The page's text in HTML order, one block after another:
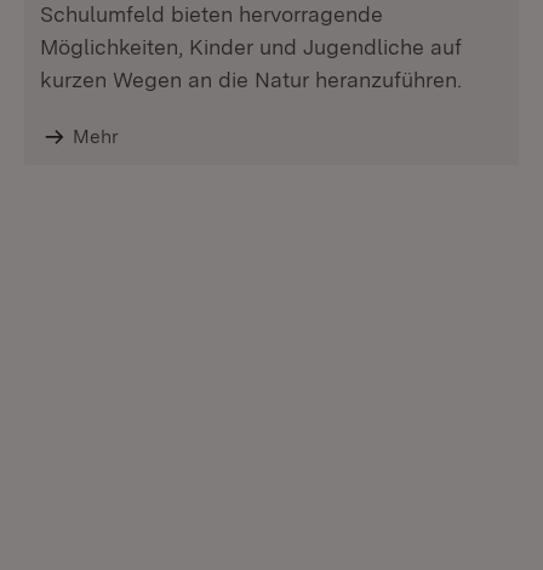
Schulumfeld bieten hervorragende
Möglichkeiten, Kinder und Jugendliche auf
kurzen Wegen an die Natur heranzuführen.
Mehr